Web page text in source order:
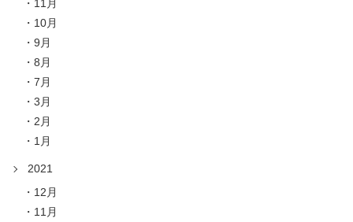
11月
10月
9月
8月
7月
3月
2月
1月
2021
12月
11月